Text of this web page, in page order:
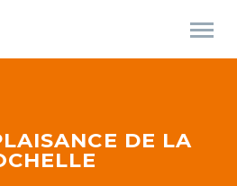
DE LA